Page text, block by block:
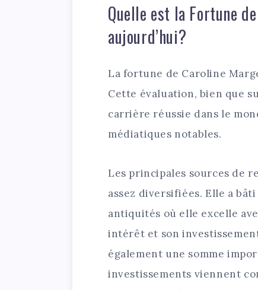
Quelle est la Fortune
aujourd’hui?
La fortune de Caroline
Cette évaluation, bien que
carrière réussie dans le
médiatiques notables.
Les principales sources de
assez diversifiées. Elle a
antiquités où elle excelle
intérêt et son
également une somme
investissements viennent